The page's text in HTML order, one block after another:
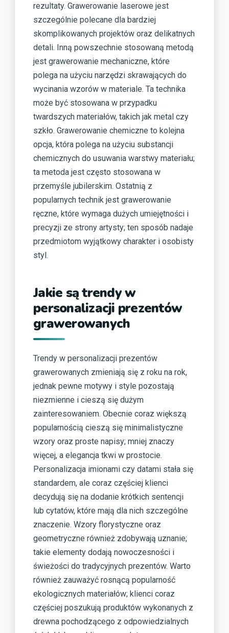
rezultaty. Grawerowanie laserowe jest
szczególnie polecane dla bardziej
skomplikowanych projektów oraz delikatnych
detali. Inną powszechnie stosowaną metodą
jest grawerowanie mechaniczne, które
polega na użyciu narzędzi skrawających do
wycinania wzorów w materiale. Ta technika
może być stosowana w przypadku
twardszych materiałów, takich jak metal czy
szkło. Grawerowanie chemiczne to kolejna
opcja, która polega na użyciu substancji
chemicznych do usuwania warstwy materiału;
ta metoda jest często stosowana w
przemyśle jubilerskim. Ostatnią z
popularnych technik jest grawerowanie
ręczne, które wymaga dużych umiejętności i
precyzji ze strony artysty; ten sposób nadaje
przedmiotom wyjątkowy charakter i osobisty
styl.
Jakie są trendy w
personalizacji prezentów
grawerowanych
Trendy w personalizacji prezentów
grawerowanych zmieniają się z roku na rok,
jednak pewne motywy i style pozostają
niezmienne i cieszą się dużym
zainteresowaniem. Obecnie coraz większą
popularnością cieszą się minimalistyczne
wzory oraz proste napisy; mniej znaczy
więcej, a elegancja tkwi w prostocie.
Personalizacja imionami czy datami stała się
standardem, ale coraz częściej klienci
decydują się na dodanie krótkich sentencji
lub cytatów, które mają dla nich szczególne
znaczenie. Wzory florystyczne oraz
geometryczne również zdobywają uznanie;
takie elementy dodają nowoczesności i
świeżości do tradycyjnych prezentów. Warto
również zauważyć rosnącą popularność
ekologicznych materiałów; klienci coraz
częściej poszukują produktów wykonanych z
drewna pochodzącego z odpowiedzialnych